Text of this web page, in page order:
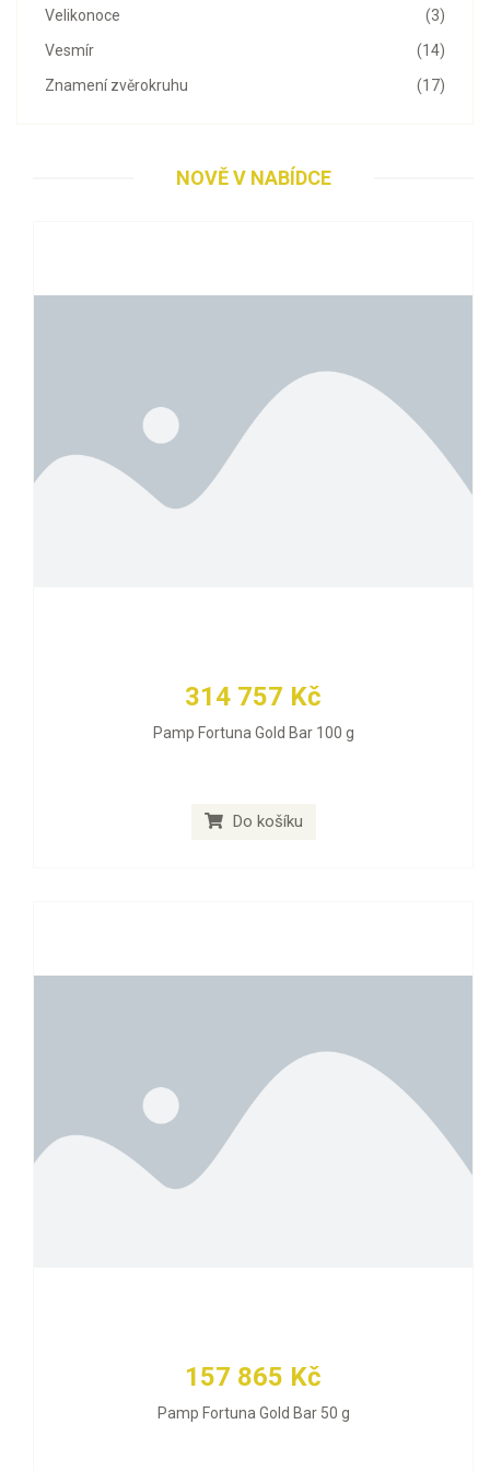
(3)
Velikonoce
(14)
Vesmír
(17)
Znamení zvěrokruhu
NOVĚ V NABÍDCE
314 757 Kč
Pamp Fortuna Gold Bar 100 g
Do košíku
157 865 Kč
Pamp Fortuna Gold Bar 50 g